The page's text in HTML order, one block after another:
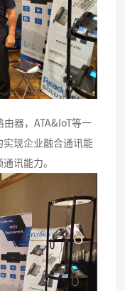
器，ATA&IoT等一
实现企业融合通讯能
讯能力。